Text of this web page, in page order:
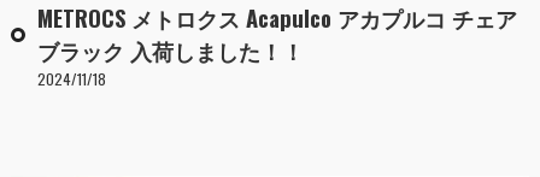
METROCS メトロクス Acapulco アカプルコ チェア
ブラック 入荷しました！！
2024/11/18